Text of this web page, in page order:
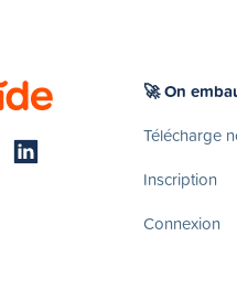
🚀 On
Télécharge
Inscription
Connexion